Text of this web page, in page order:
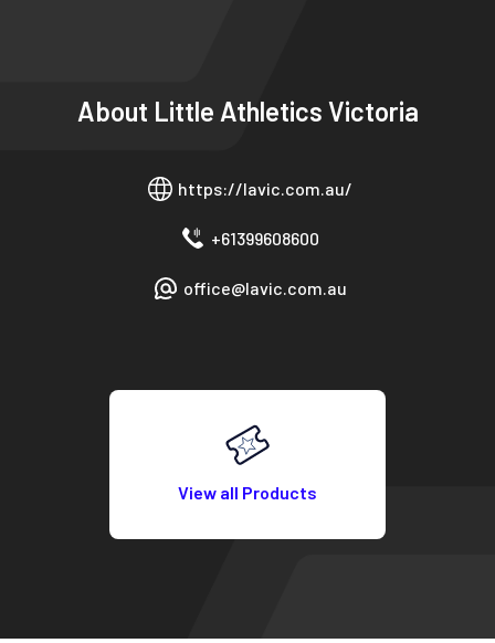
About Little Athletics Victoria
https://lavic.com.au/
+61399608600
office@lavic.com.au
View all Products